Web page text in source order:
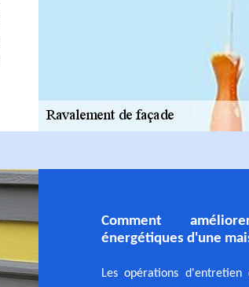
Comment
énergétiques d'une
Les opérations